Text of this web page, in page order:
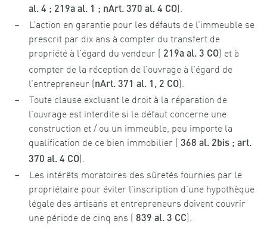
al. 4 ; 219a al. 1 ; nArt. 370 al. 4 CO).
L’action en garantie pour les défauts de l’immeuble se
prescrit par dix ans à compter du transfert de
propriété à l’égard du vendeur ( 219a al. 3 CO) et à
compter de la réception de l’ouvrage à l’égard de
l’entrepreneur (nArt. 371 al. 1, 2 CO).
Toute clause excluant le droit à la réparation de
l’ouvrage est interdite si le défaut concerne une
construction et / ou un immeuble, peu importe la
qualification de ce bien immobilier ( 368 al. 2bis ; art.
370 al. 4 CO).
Les intérêts moratoires des sûretés fournies par le
propriétaire pour éviter l’inscription d’une hypothèque
légale des artisans et entrepreneurs doivent couvrir
une période de cinq ans ( 839 al. 3 CC).